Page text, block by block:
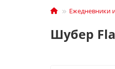
Ежедневники
Шубер